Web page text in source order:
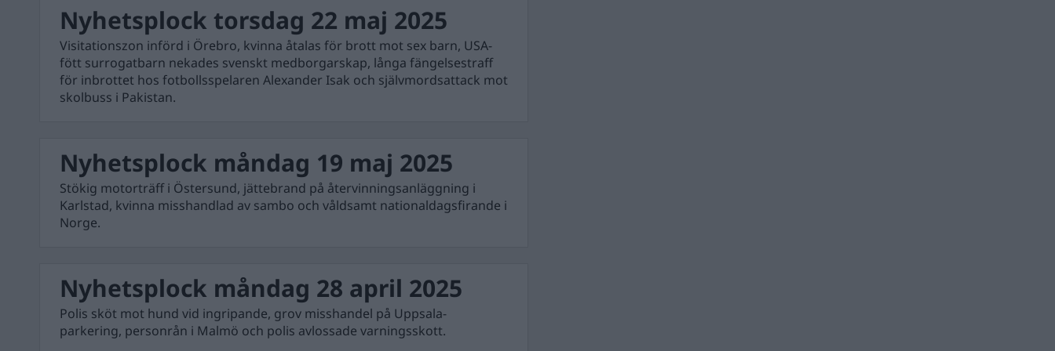
Nyhetsplock torsdag 22 maj 2025
Visitationszon införd i Örebro, kvinna åtalas för brott mot sex barn, USA-
fött surrogatbarn nekades svenskt medborgarskap, långa fängelsestraff
för inbrottet hos fotbollsspelaren Alexander Isak och självmordsattack mot
skolbuss i Pakistan.
Nyhetsplock måndag 19 maj 2025
Stökig motorträff i Östersund, jättebrand på återvinningsanläggning i
Karlstad, kvinna misshandlad av sambo och våldsamt nationaldagsfirande i
Norge.
Nyhetsplock måndag 28 april 2025
Polis sköt mot hund vid ingripande, grov misshandel på Uppsala-
parkering, personrån i Malmö och polis avlossade varningsskott.